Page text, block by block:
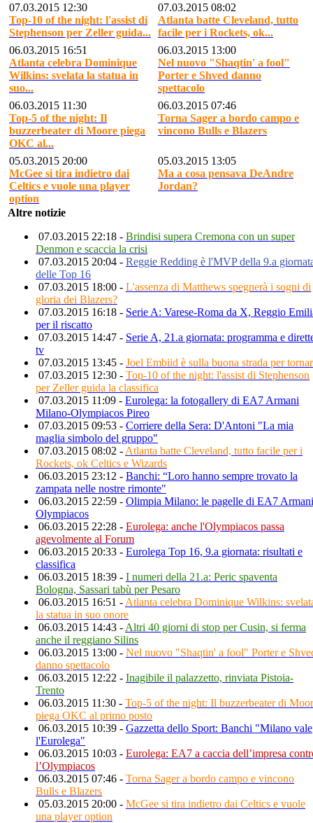
07.03.2015 12:30
Top-10 of the night: l'assist di
Stephenson per Zeller guida...
07.03.2015 08:02
Atlanta batte Cleveland, tutto
facile per i Rockets, ok...
06.03.2015 16:51
Atlanta celebra Dominique
Wilkins: svelata la statua in
suo...
06.03.2015 13:00
Nel nuovo "Shaqtin' a fool"
Porter e Shved danno
spettacolo
06.03.2015 11:30
Top-5 of the night: Il
buzzerbeater di Moore piega
OKC al...
06.03.2015 07:46
Torna Sager a bordo campo e
vincono Bulls e Blazers
05.03.2015 20:00
McGee si tira indietro dai
Celtics e vuole una player
option
05.03.2015 13:05
Ma a cosa pensava DeAndre
Jordan?
Altre notizie
07.03.2015 22:18 - Brindisi supera Cremona con un super
Denmon e scaccia la crisi
07.03.2015 20:04 - Reggie Redding è l'MVP della 9.a
delle Top 16
07.03.2015 18:00 - L'assenza di Matthews spegnerà i sogni di
gloria dei Blazers?
07.03.2015 16:18 - Serie A: Varese-Roma da X, Reggio
per il riscatto
07.03.2015 14:47 - Serie A, 21.a giornata: programma e
tv
07.03.2015 13:45 - Joel Embiid è sulla buona strada per
07.03.2015 12:30 - Top-10 of the night: l'assist di Stephenson
per Zeller guida la classifica
07.03.2015 11:09 - Eurolega: la fotogallery di EA7 Armani
Milano-Olympiacos Pireo
07.03.2015 09:53 - Corriere della Sera: D'Antoni "La mia
maglia simbolo del gruppo"
07.03.2015 08:02 - Atlanta batte Cleveland, tutto facile per i
Rockets, ok Celtics e Wizards
06.03.2015 23:12 - Banchi: “Loro hanno sempre trovato la
zampata nelle nostre rimonte"
06.03.2015 22:59 - Olimpia Milano: le pagelle di EA7
Olympiacos
06.03.2015 22:28 - Eurolega: anche l'Olympiacos passa
agevolmente al Forum
06.03.2015 20:33 - Eurolega Top 16, 9.a giornata: risultati e
classifica
06.03.2015 18:39 - I numeri della 21.a: Peric spaventa
Bologna, Sassari tabù per Pesaro
06.03.2015 16:51 - Atlanta celebra Dominique Wilkins:
la statua in suo onore
06.03.2015 14:43 - Altri 40 giorni di stop per Cusin, si ferma
anche il reggiano Silins
06.03.2015 13:00 - Nel nuovo "Shaqtin' a fool" Porter e
danno spettacolo
06.03.2015 12:22 - Inagibile il palazzetto, rinviata Pistoia-
Trento
06.03.2015 11:30 - Top-5 of the night: Il buzzerbeater di
piega OKC al primo posto
06.03.2015 10:39 - Gazzetta dello Sport: Banchi "Milano vale
l'Eurolega"
06.03.2015 10:03 - Eurolega: EA7 a caccia dell’impresa
l’Olympiacos
06.03.2015 07:46 - Torna Sager a bordo campo e vincono
Bulls e Blazers
05.03.2015 20:00 - McGee si tira indietro dai Celtics e vuole
una player option